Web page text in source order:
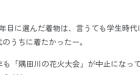
目に選んだ着物は、言うても学生時代
うちに着たかったー。
「隅田川の花火大会」が中止になっ